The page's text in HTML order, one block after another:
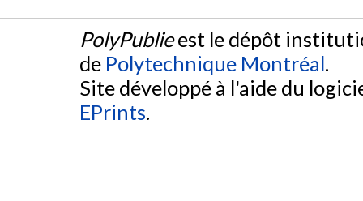
PolyPublieest le dépôt
de Polytechnique Montréal.
Site développé à l'aide du
EPrints.